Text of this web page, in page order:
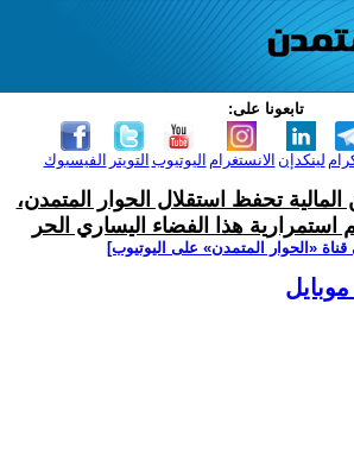
تابعونا على:
الفيسبوك التويتر اليوتيوب الانستغرام لينكدإن
المالية تحفظ استقلال الحوار المتمدن،
هذا الفضاء اليساري الحر
‫«الحوار المتمدن» على اليوتيوب]